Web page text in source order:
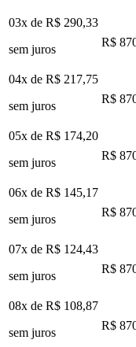
03x de R$ 290,33
sem juros
R$
04x de R$ 217,75
sem juros
R$
05x de R$ 174,20
sem juros
R$
06x de R$ 145,17
sem juros
R$
07x de R$ 124,43
sem juros
R$
08x de R$ 108,87
sem juros
R$